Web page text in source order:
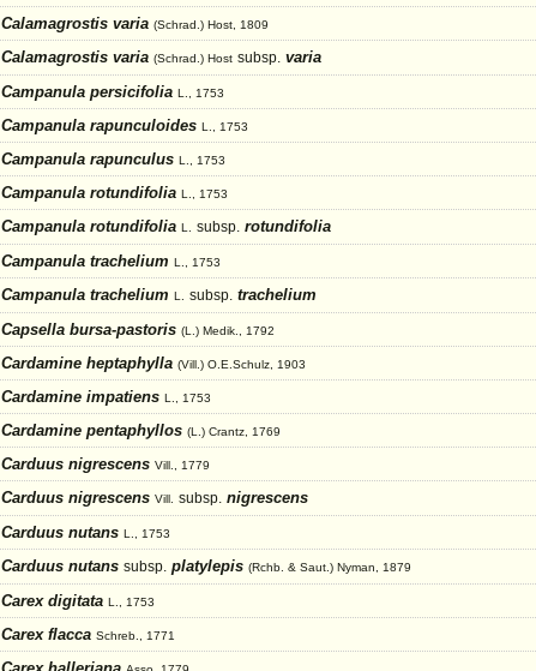
Calamagrostis varia (Schrad.) Host, 1809
Calamagrostis varia (Schrad.) Host subsp. varia
Campanula persicifolia L., 1753
Campanula rapunculoides L., 1753
Campanula rapunculus L., 1753
Campanula rotundifolia L., 1753
Campanula rotundifolia L. subsp. rotundifolia
Campanula trachelium L., 1753
Campanula trachelium L. subsp. trachelium
Capsella bursa-pastoris (L.) Medik., 1792
Cardamine heptaphylla (Vill.) O.E.Schulz, 1903
Cardamine impatiens L., 1753
Cardamine pentaphyllos (L.) Crantz, 1769
Carduus nigrescens Vill., 1779
Carduus nigrescens Vill. subsp. nigrescens
Carduus nutans L., 1753
Carduus nutans subsp. platylepis (Rchb. & Saut.) Nyman, 1879
Carex digitata L., 1753
Carex flacca Schreb., 1771